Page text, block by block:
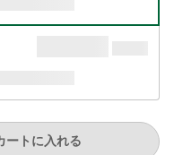
ートに入れる